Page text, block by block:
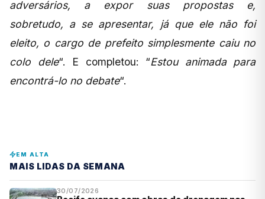
adversários, a expor suas propostas e,
sobretudo, a se apresentar, já que ele não foi
eleito, o cargo de prefeito simplesmente caiu no
colo dele“. E completou: “Estou animada para
encontrá-lo no debate“.
EM ALTA
MAIS LIDAS DA SEMANA
30/07/2026